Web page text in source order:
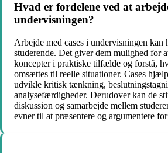
Hvad er fordelene ved at
undervisningen?
Arbejde med cases i undervisningen kan
studerende. Det giver dem mulighed for
koncepter i praktiske tilfælde og forstå,
omsættes til reelle situationer. Cases
udvikle kritisk tænkning,
analysefærdigheder. Derudover kan de
diskussion og samarbejde mellem
evner til at præsentere og argumentere for